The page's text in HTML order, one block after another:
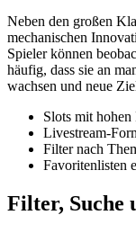
Neben den großen
mechanischen
Spieler können
häufig, dass sie an
wachsen und neue
Slots mit
Livestream-
Filter nach
Favoritenlisten
Filter, Suche